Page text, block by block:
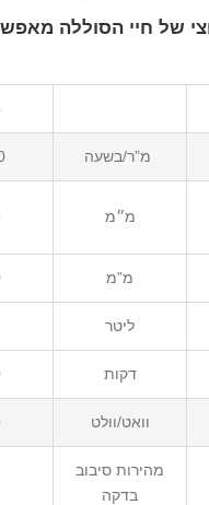
של חיי הסוללה
מ”ר/בשעה
מ״מ
מ”מ
ליטר
דקות
וואט/וולט
מהירות סיבוב
בדקה